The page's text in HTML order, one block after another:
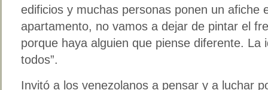
edificios y muchas personas ponen un afiche
apartamento, no vamos a dejar de pintar el
porque haya alguien que piense diferente. La
todos”.
Invitó a los venezolanos a pensar y a luchar